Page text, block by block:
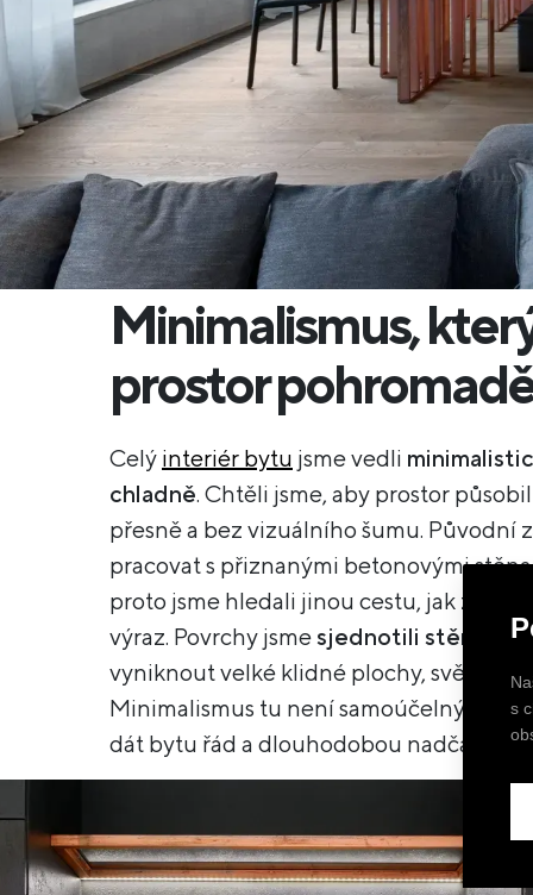
s
Minimalismus,
prostor
Celý interiér bytu jsme vedli
chladně. Chtěli jsme, aby prostor
přesně a bez vizuálního šumu. Původní
pracovat s přiznanými betonovými
proto jsme hledali jinou cestu, jak
výraz. Povrchy jsmesjednotili stěrkami
vyniknout velké klidné plochy, světlo a
Minimalismus tu není samoúčelný styl,
dát bytu řád a dlouhodobou